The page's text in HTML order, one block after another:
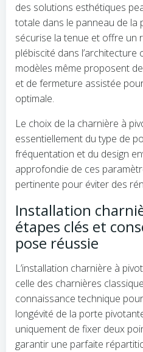
des solutions esthétiques
totale dans le panneau de la
sécurise la tenue et offre un
plébiscité dans
modèles même proposent
et de fermeture assistée
optimale.
Le choix de la charnière à
essentiellement du type de
fréquentation et du design
approfondie de ces
pertinente pour éviter des
Installation
étapes clés et
pose réussie
L’installation charnière à
celle des charnières
connaissance technique
longévité de la porte
uniquement de fixer deux
garantir une parfaite